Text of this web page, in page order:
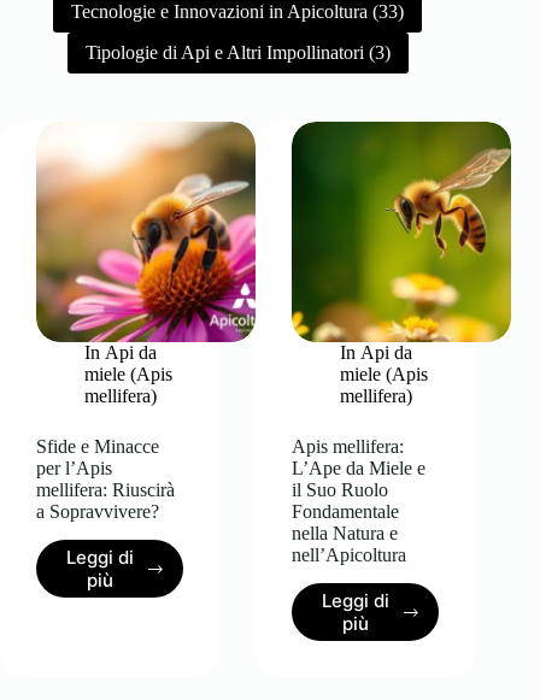
Tecnologie e Innovazioni in Apicoltura (33)
Tipologie di Api e Altri Impollinatori (3)
In Api da
miele (Apis
mellifera)
Sfide e Minacce
per l’Apis
mellifera: Riuscirà
a Sopravvivere?
Leggi di
piùSfide
e
In Api da
miele (Apis
mellifera)
Apis mellifera:
L’Ape da Miele e
il Suo Ruolo
Fondamentale
nella Natura e
nell’Apicoltura
Leggi di
piùApis
mellifera: